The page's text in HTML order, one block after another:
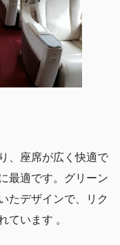
、座席が広く快適で
最適です。グリーン
たデザインで、リク
います​ 。